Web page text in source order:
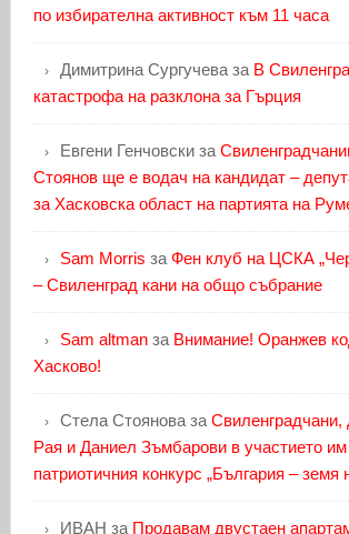
по избирателна активност към 11 часа
Димитрина Сургучеваза В
катастрофа на разклона за Гърция
Евгени Генчовскиза
Стоянов ще е водач на кандидат –
за Хасковска област на партията на
Sam Morris за Фен клуб на ЦСКА
– Свиленград кани на общо събрание
Sam altmanза Внимание! Оранжев
Хасково!
Стела Стояноваза Свиленградчани,
Рая и Даниел Зъмбарови в участието
патриотичния конкурс „България – земя
ИВАН за Продавам двустаен